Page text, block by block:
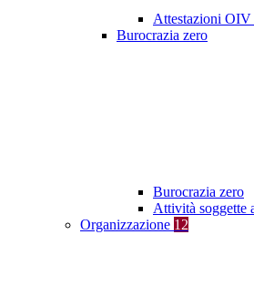
Attestazioni OIV
Burocrazia zero
Burocrazia zero
Attività soggette
Organizzazione 12